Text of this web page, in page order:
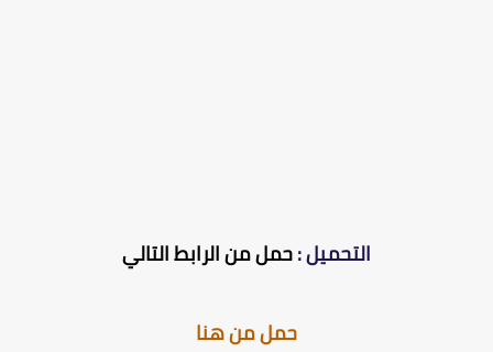
التحميل :حمل من الرابط التالي
حمل من هنا